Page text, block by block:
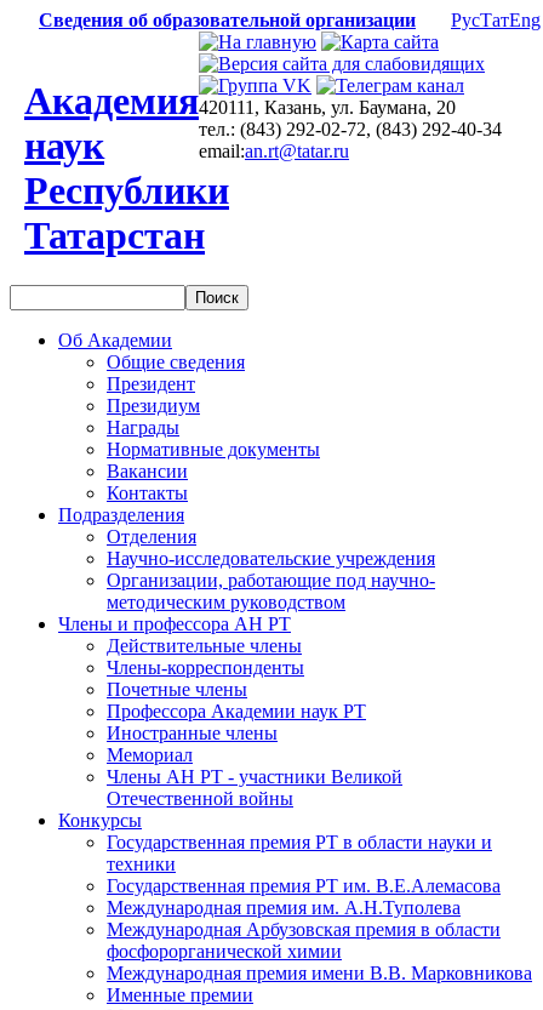
Сведения об образовательной организации РусТатEng
Академия
наук
Республики
Татарстан
420111, Казань, ул. Баумана, 20
тел.: (843) 292-02-72, (843) 292-40-34
email:an.rt@tatar.ru
Об Академии
Общие сведения
Президент
Президиум
Награды
Нормативные документы
Вакансии
Контакты
Подразделения
Отделения
Научно-исследовательские учреждения
Организации, работающие под научно-
методическим руководством
Члены и профессора АН РТ
Действительные члены
Члены-корреспонденты
Почетные члены
Профессора Академии наук РТ
Иностранные члены
Мемориал
Члены АН РТ - участники Великой
Отечественной войны
Конкурсы
Государственная премия РТ в области науки и
техники
Государственная премия РТ им. В.Е.Алемасова
Международная премия им. А.Н.Туполева
Международная Арбузовская премия в области
фосфорорганической химии
Международная премия имени В.В. Марковникова
Именные премии